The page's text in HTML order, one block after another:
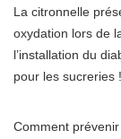
La citronnelle
oxydation lors de
l’installation du
pour les sucreries !
Comment